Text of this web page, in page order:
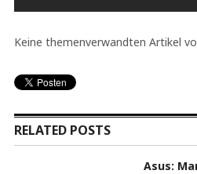
Keine themenverwandten Artikel
RELATED POSTS
Asus: